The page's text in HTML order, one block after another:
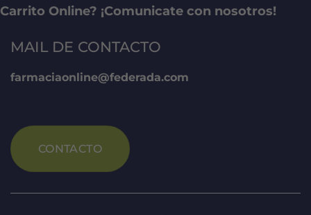
Carrito Online? ¡Comunicate con nosotros!
MAIL DE CONTACTO
farmaciaonline@federada.com
CONTACTO